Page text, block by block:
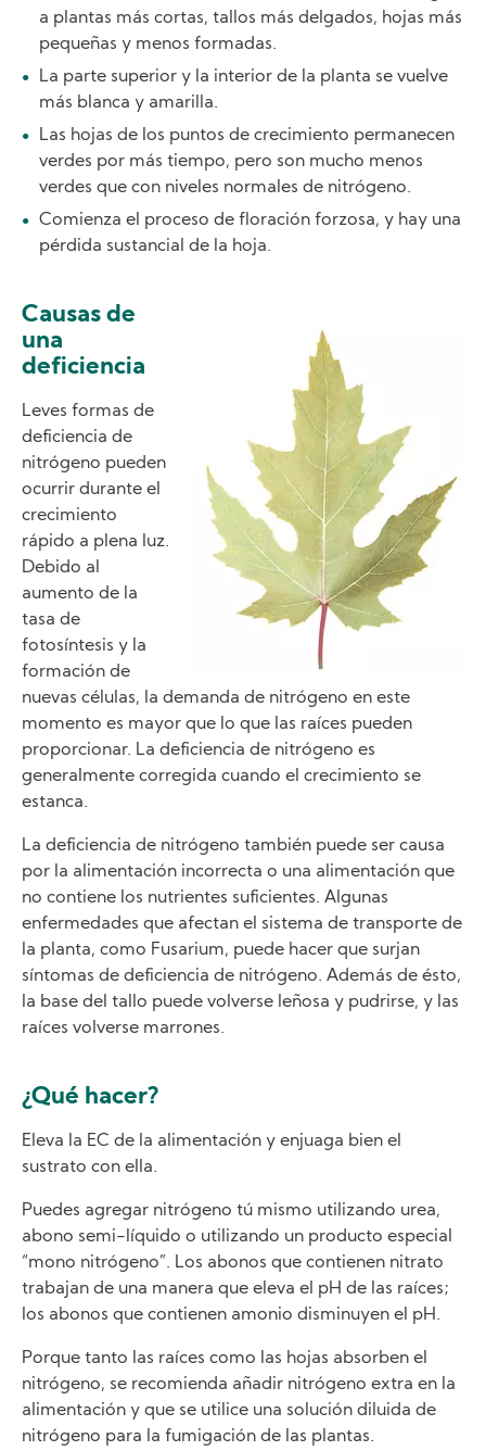
a plantas más cortas, tallos más delgados, hojas más
pequeñas y menos formadas.
La parte superior y la interior de la planta se vuelve
más blanca y amarilla.
Las hojas de los puntos de crecimiento permanecen
verdes por más tiempo, pero son mucho menos
verdes que con niveles normales de nitrógeno.
Comienza el proceso de floración forzosa, y hay una
pérdida sustancial de la hoja.
Causas de
una
deficiencia
Leves formas de
deficiencia de
nitrógeno pueden
ocurrir durante el
crecimiento
rápido a plena luz.
Debido al
aumento de la
tasa de
fotosíntesis y la
formación de
nuevas células, la demanda de nitrógeno en este
momento es mayor que lo que las raíces pueden
proporcionar. La deficiencia de nitrógeno es
generalmente corregida cuando el crecimiento se
estanca.
La deficiencia de nitrógeno también puede ser causa
por la alimentación incorrecta o una alimentación que
no contiene los nutrientes suficientes. Algunas
enfermedades que afectan el sistema de transporte de
la planta, como Fusarium, puede hacer que surjan
síntomas de deficiencia de nitrógeno. Además de ésto,
la base del tallo puede volverse leñosa y pudrirse, y las
raíces volverse marrones.
¿Qué hacer?
Eleva la EC de la alimentación y enjuaga bien el
sustrato con ella.
Puedes agregar nitrógeno tú mismo utilizando urea,
abono semi-líquido o utilizando un producto especial
“mono nitrógeno”. Los abonos que contienen nitrato
trabajan de una manera que eleva el pH de las raíces;
los abonos que contienen amonio disminuyen el pH.
Porque tanto las raíces como las hojas absorben el
nitrógeno, se recomienda añadir nitrógeno extra en la
alimentación y que se utilice una solución diluida de
nitrógeno para la fumigación de las plantas.